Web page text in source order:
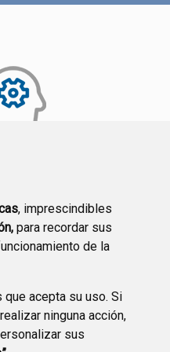
, imprescindibles
para recordar sus
de la
acepta su uso. Si
ninguna acción,
sus